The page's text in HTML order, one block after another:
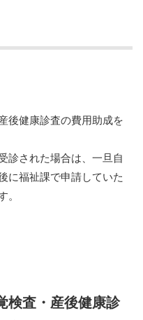
後健康診査の費用助成を
診された場合は、一旦自
に福祉課で申請していた
。
検査・産後健康診